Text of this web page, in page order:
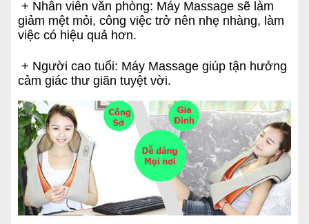
+ Nhân viên văn phòng: Máy Massage sẽ làm
giảm mệt mỏi, công việc trở nên nhẹ nhàng, làm
việc có hiệu quả hơn.
+ Người cao tuổi: Máy Massage giúp tận hưởng
cảm giác thư giãn tuyệt vời.